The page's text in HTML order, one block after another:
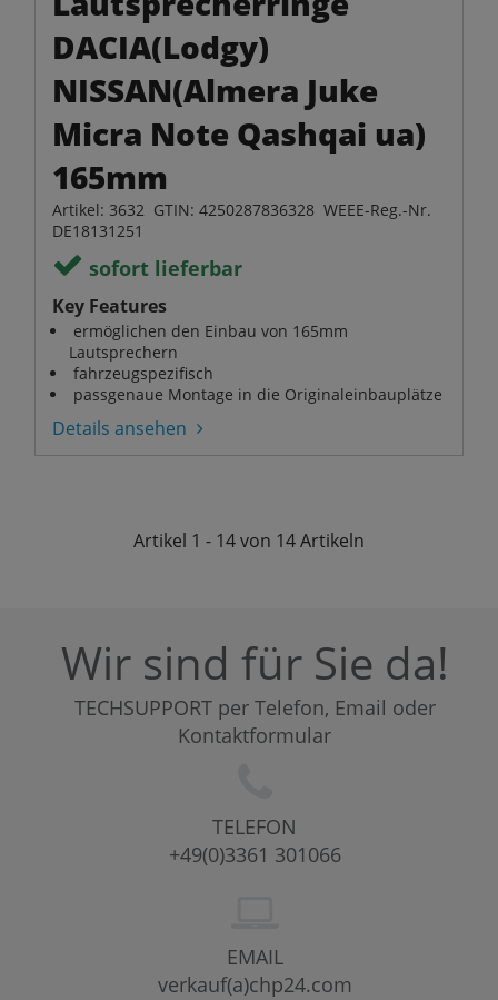
DACIA(Lodgy)
NISSAN(Almera Juke
Micra Note Qashqai ua)
165mm
Artikel: 3632 GTIN: 4250287836328 WEEE-Reg.-Nr.
DE18131251
sofort lieferbar
Key Features
ermöglichen den Einbau von 165mm
Lautsprechern
fahrzeugspezifisch
passgenaue Montage in die Originaleinbauplätze
Details ansehen
Artikel 1 - 14 von 14Artikeln
Wir sind für Sie da!
TECHSUPPORT per Telefon, Email oder
Kontaktformular
TELEFON
+49(0)3361 301066
EMAIL
verkauf(a)chp24.com